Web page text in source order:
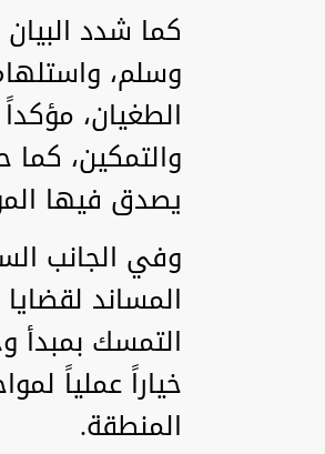
كما شدد
وسلم،
الطغيان،
والتمكين،
يصدق فيها
وفي الجانب
المساند
التمسك بمبدأ
خياراً عملياً
المنطقة.